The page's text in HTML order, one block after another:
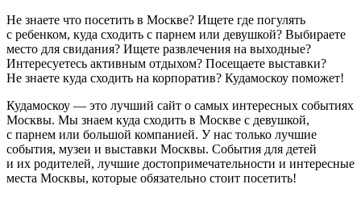
Не знаете что посетить в Москве? Ищете где погулять
с ребенком, куда сходить с парнем или девушкой? Выбираете
место для свидания? Ищете развлечения на выходные?
Интересуетесь активным отдыхом? Посещаете выставки?
Не знаете куда сходить на корпоратив? Кудамоскоу поможет!
Кудамоскоу — это лучший сайт о самых интересных событиях
Москвы. Мы знаем куда сходить в Москве с девушкой,
с парнем или большой компанией. У нас только лучшие
события, музеи и выставки Москвы. События для детей
и их родителей, лучшие достопримечательности и интересные
места Москвы, которые обязательно стоит посетить!